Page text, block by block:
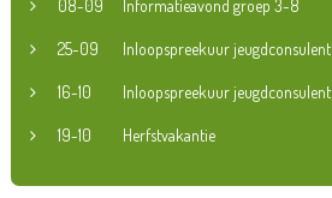
08-09 Informatieavond groep 3-8
25-09 Inloopspreekuur jeugdconsulent
16-10 Inloopspreekuur jeugdconsulent
19-10 Herfstvakantie